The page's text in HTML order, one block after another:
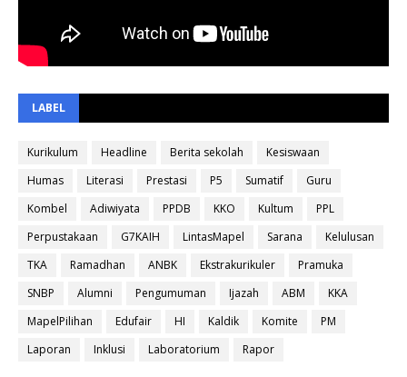
LABEL
Kurikulum Headline Berita sekolah
Kesiswaan
Humas
Literasi Prestasi P5 Sumatif
Guru
Kombel
Adiwiyata PPDB KKO Kultum
PPL
Perpustakaan
G7KAIH LintasMapel Sarana
Kelulusan
TKA
Ramadhan ANBK Ekstrakurikuler
Pramuka
SNBP
Alumni Pengumuman Ijazah ABM
KKA
MapelPilihan
Edufair HI Kaldik Komite
PM
Laporan
Inklusi Laboratorium Rapor